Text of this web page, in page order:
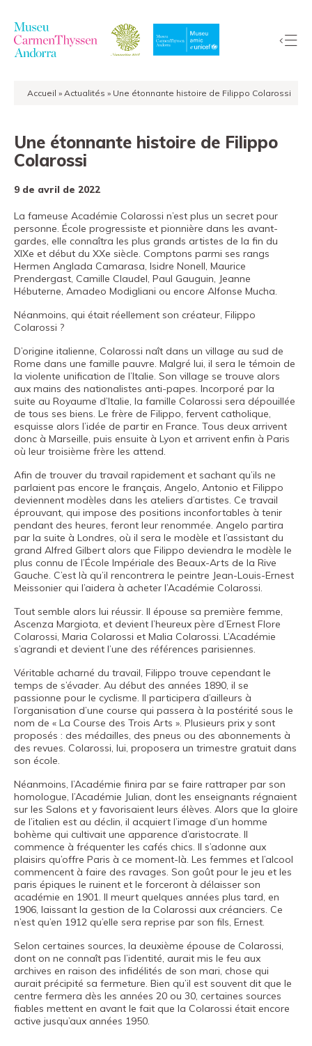
Accueil » Actualités » Une étonnante histoire de Filippo Colarossi
Une étonnante histoire de Filippo
Colarossi
9 de avril de 2022
La fameuse Académie Colarossi n’est plus un secret pour
personne. École progressiste et pionnière dans les avant-
gardes, elle connaîtra les plus grands artistes de la fin du
XIXe et début du XXe siècle. Comptons parmi ses rangs
Hermen Anglada Camarasa, Isidre Nonell, Maurice
Prendergast, Camille Claudel, Paul Gauguin, Jeanne
Hébuterne, Amadeo Modigliani ou encore Alfonse Mucha.
Néanmoins, qui était réellement son créateur, Filippo
Colarossi ?
D’origine italienne, Colarossi naît dans un village au sud de
Rome dans une famille pauvre. Malgré lui, il sera le témoin de
la violente unification de l’Italie. Son village se trouve alors
aux mains des nationalistes anti-papes. Incorporé par la
suite au Royaume d’Italie, la famille Colarossi sera dépouillée
de tous ses biens. Le frère de Filippo, fervent catholique,
esquisse alors l’idée de partir en France. Tous deux arrivent
donc à Marseille, puis ensuite à Lyon et arrivent enfin à Paris
où leur troisième frère les attend.
Afin de trouver du travail rapidement et sachant qu’ils ne
parlaient pas encore le français, Angelo, Antonio et Filippo
deviennent modèles dans les ateliers d’artistes. Ce travail
éprouvant, qui impose des positions inconfortables à tenir
pendant des heures, feront leur renommée. Angelo partira
par la suite à Londres, où il sera le modèle et l’assistant du
grand Alfred Gilbert alors que Filippo deviendra le modèle le
plus connu de l’École Impériale des Beaux-Arts de la Rive
Gauche. C’est là qu’il rencontrera le peintre Jean-Louis-Ernest
Meissonier qui l’aidera à acheter l’Académie Colarossi.
Tout semble alors lui réussir. Il épouse sa première femme,
Ascenza Margiota, et devient l’heureux père d’Ernest Flore
Colarossi, Maria Colarossi et Malia Colarossi. L’Académie
s’agrandi et devient l’une des références parisiennes.
Véritable acharné du travail, Filippo trouve cependant le
temps de s’évader. Au début des années 1890, il se
passionne pour le cyclisme. Il participera d’ailleurs à
l’organisation d’une course qui passera à la postérité sous le
nom de « La Course des Trois Arts ». Plusieurs prix y sont
proposés : des médailles, des pneus ou des abonnements à
des revues. Colarossi, lui, proposera un trimestre gratuit dans
son école.
Néanmoins, l’Académie finira par se faire rattraper par son
homologue, l’Académie Julian, dont les enseignants régnaient
sur les Salons et y favorisaient leurs élèves. Alors que la gloire
de l’italien est au déclin, il acquiert l’image d’un homme
bohème qui cultivait une apparence d’aristocrate. Il
commence à fréquenter les cafés chics. Il s’adonne aux
plaisirs qu’offre Paris à ce moment-là. Les femmes et l’alcool
commencent à faire des ravages. Son goût pour le jeu et les
paris épiques le ruinent et le forceront à délaisser son
académie en 1901. Il meurt quelques années plus tard, en
1906, laissant la gestion de la Colarossi aux créanciers. Ce
n’est qu’en 1912 qu’elle sera reprise par son fils, Ernest.
Selon certaines sources, la deuxième épouse de Colarossi,
dont on ne connaît pas l’identité, aurait mis le feu aux
archives en raison des infidélités de son mari, chose qui
aurait précipité sa fermeture. Bien qu’il est souvent dit que le
centre fermera dès les années 20 ou 30, certaines sources
fiables mettent en avant le fait que la Colarossi était encore
active jusqu’aux années 1950.
La
Le
Musée
Expositions
EduCarmenThyssen
Activités
Actualités
Boutique
Fondation
Museand
Amis
du
musée
Contact
Emplacement
Español
English
Català
Billets
Canal PRO